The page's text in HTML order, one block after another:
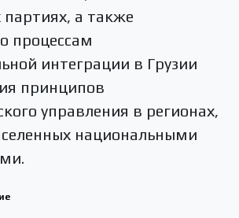
партиях, а также
процессам
интеграции в Грузии
принципов
управления в регионах,
национальными